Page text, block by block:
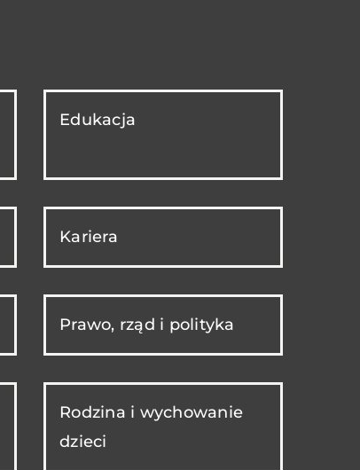
Edukacja
Kariera
Prawo, rząd i polityka
Rodzina i wychowanie
dzieci